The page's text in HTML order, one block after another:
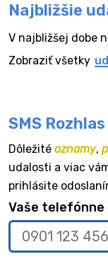
Najbližšie
V najbližšej dobe
Zobraziť všetky
SMS Rozhlas
Dôležité oznamy,
udalosti a viac
prihlásite
Vaše telefónne